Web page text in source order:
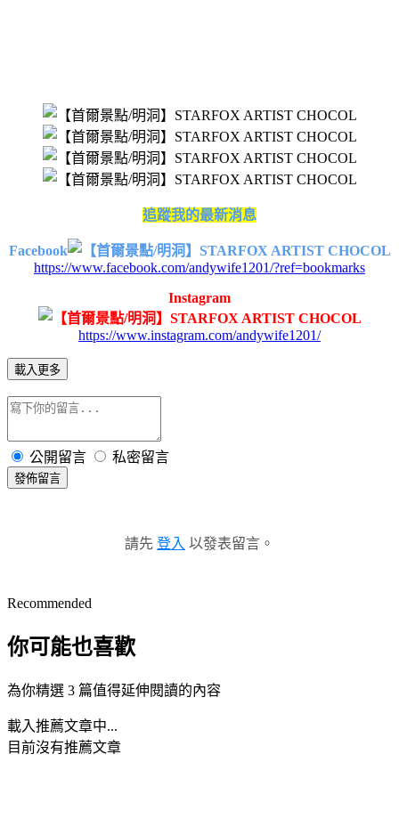
追蹤我的最新消息
Facebook
https://www.facebook.com/andywife1201/?ref=bookmarks
Instagram
https://www.instagram.com/andywife1201/
載入更多
公開留言 私密留言
發佈留言
請先 登入 以發表留言。
Recommended
你可能也喜歡
為你精選 3 篇值得延伸閱讀的內容
載入推薦文章中...
目前沒有推薦文章